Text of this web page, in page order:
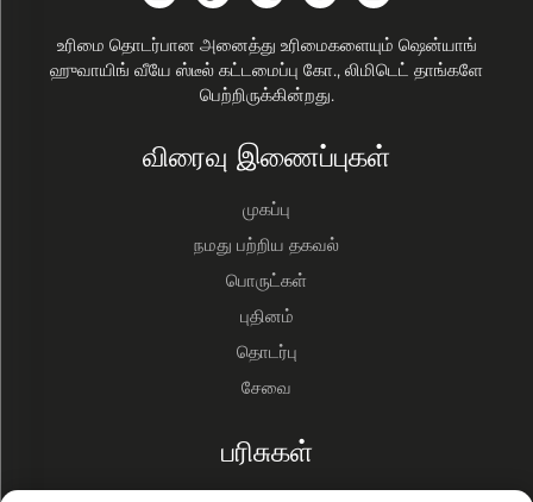
உரிமை தொடர்பான அனைத்து உரிமைகளையும் ஷென்யாங்
ஹுவாயிங் வீயே ஸ்டீல் கட்டமைப்பு கோ., லிமிடெட் தாங்களே
பெற்றிருக்கின்றது.
விரைவு இணைப்புகள்
முகப்பு
நமது பற்றிய தகவல்
பொருட்கள்
புதினம்
தொடர்பு
சேவை
பரிசுகள்